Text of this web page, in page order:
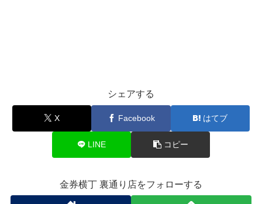
シェアする
X Facebook はてブ
LINE コピー
金券横丁 裏通り店をフォローする